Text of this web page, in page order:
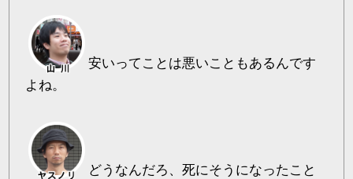
安いってことは悪いこともあるんです
よね。
どうなんだろ、死にそうになったこと